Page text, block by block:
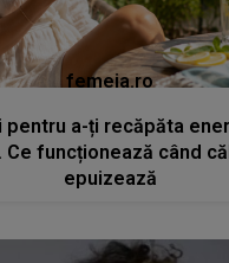
femeia.ro
pentru a-ți recăpăta
Ce funcționează când
epuizează